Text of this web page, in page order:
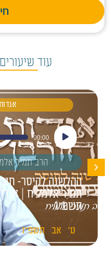
עוד שיעורים
נגן
אודיו
00:00
הרב תמיר
ההלשנה לקיסר-
תמיר אלמליח |
תשפ"ו
ט' אב תשפ"ו